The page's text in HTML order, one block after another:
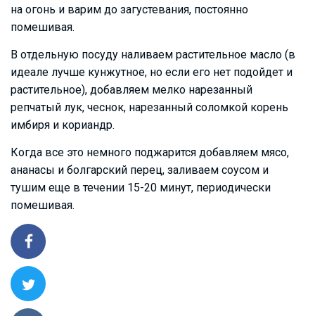
на огонь и варим до загустевания, постоянно
помешивая.
В отдельную посуду наливаем растительное масло (в
идеале лучше кунжутное, но если его нет подойдет и
растительное), добавляем мелко нарезанный
репчатый лук, чеснок, нарезанный соломкой корень
имбиря и кориандр.
Когда все это немного поджарится добавляем мясо,
ананасы и болгарский перец, заливаем соусом и
тушим еще в течении 15-20 минут, периодически
помешивая.